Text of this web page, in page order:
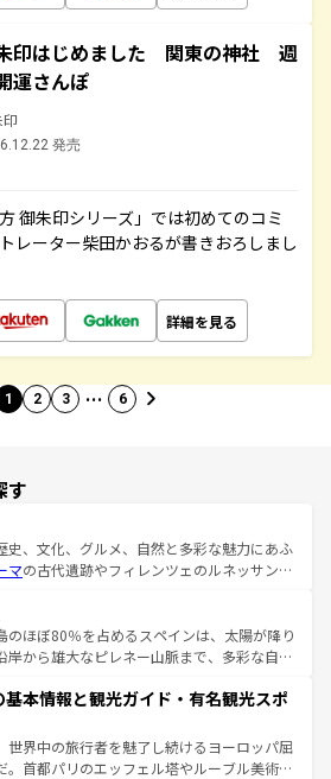
印はじめました 関東の神社 週
運さんぽ
発売
御朱印シリーズ」では初めてのコミ
レーター柴田かおるが書きおろしまし
詳細を見る
1 2 3 … 6
す
史、文化、グルメ、自然と多彩な魅力にあふ
マの古代遺跡やフィレンツェのルネッサンス
ーナの美しい田園風景やアマルフィ海岸の絶
景観も見逃せない。観光の合間には、本場の
など、絶品のイタリア料理を堪能することも
イタリアで、忘れられない旅をしてみよう！
イタリア情報は
のほぼ80％を占めるスペインは、太陽が降り
岸から雄大なピレネー山脈まで、多彩な自然
この国では、情熱的なフラメンコ、熱気あふ
して美味しいタパスが生活の一部となってい
リードの洗練された雰囲気や、バルセロナの
た街角から、地方では古代ローマ遺跡や中世
基本情報と観光ガイド・有名観光スポ
世界中の旅行者を魅了し続けるヨーロッパ屈
。首都パリのエッフェル塔やルーブル美術館